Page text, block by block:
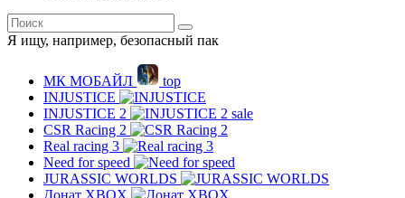
Я ищу, например, безопасный пак
МК MОБAЙЛ
top
INJUSTICE
INJUSTICE 2
sale
CSR Racing 2
Real racing 3
Need for speed
JURASSIC WORLDS
Донат XBOX